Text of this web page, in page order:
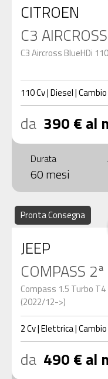
CITROEN
C3 AIRCROSS
C3 Aircross BlueHDi
110Cv|Diesel|Cambio
da 390 € al
Durata
60 mesi
Pronta Consegna
JEEP
COMPASS 2ª
Compass 1.5 Turbo T4
(2022/12->)
2Cv|Elettrica|Cambio
da 490 € al